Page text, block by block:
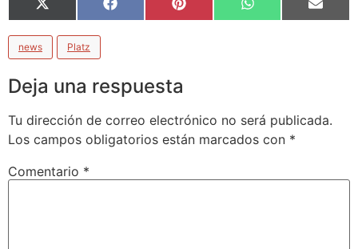
X
(Twitter)
Facebook Pinterest WhatsApp Email
news Platz
Deja una respuesta
Tu dirección de correo electrónico no será publicada.
Los campos obligatorios están marcados con *
Comentario *